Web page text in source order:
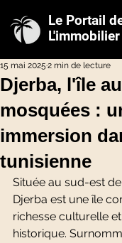
Le Portail
Djerba, l'île
mosquées :
immersion
tunisienne
15 mai 2025 2 min de lecture
Située au sud-est
Djerba est une île
richesse culturelle
historique.